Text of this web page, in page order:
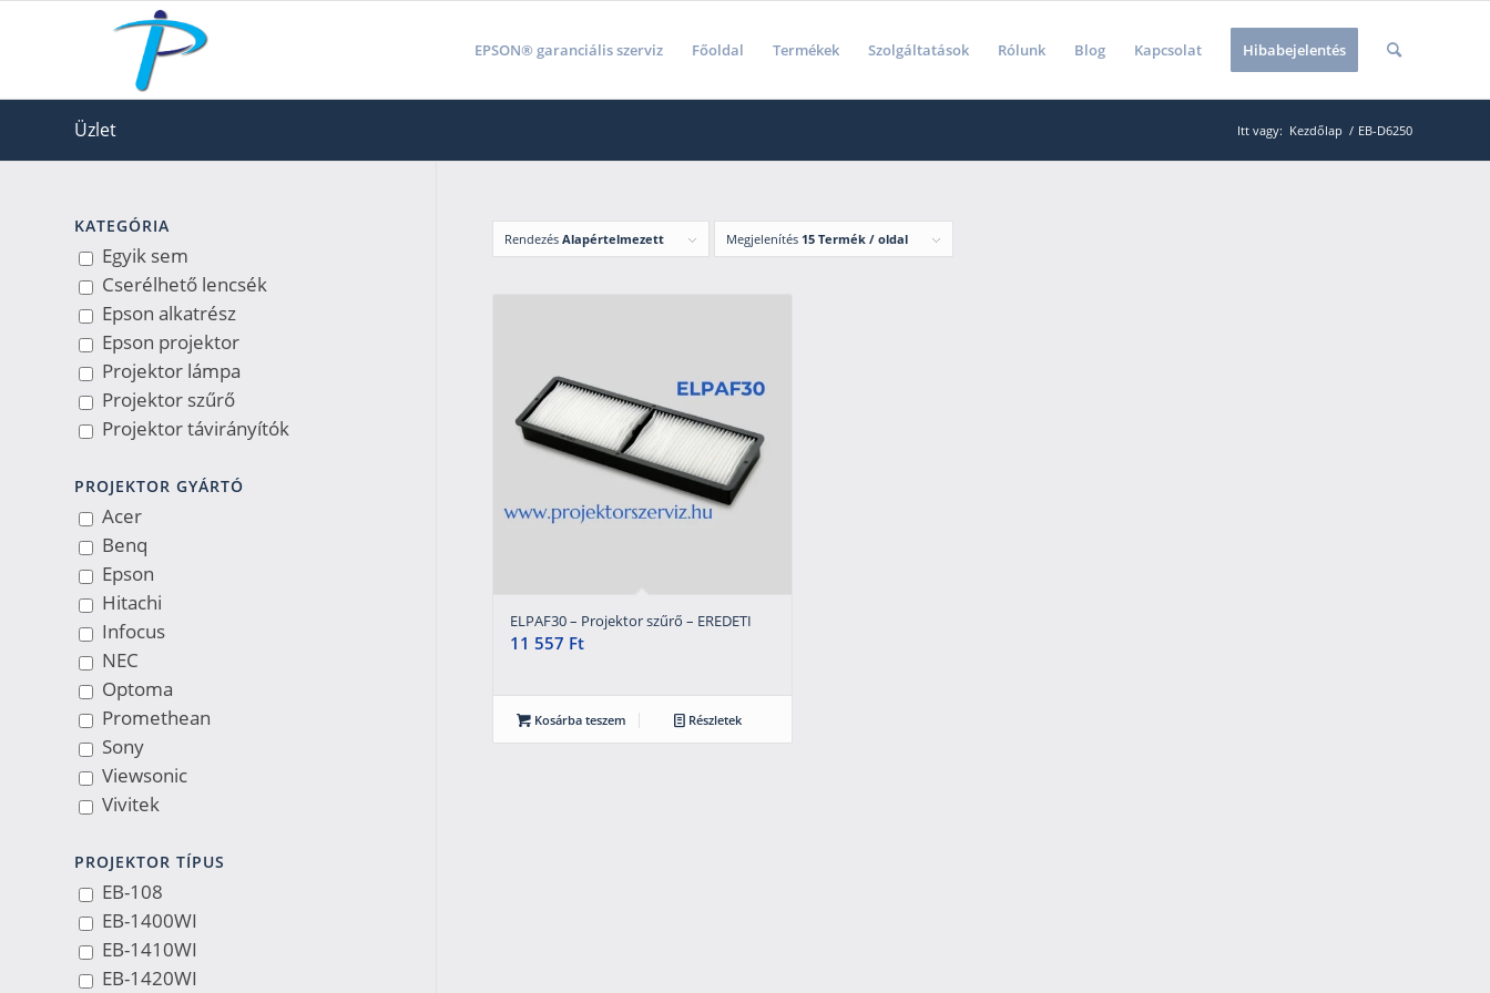
EPSON® garanciális szerviz Főoldal Termékek Szolgáltatások Rólunk Blog Kapcsolat Hibabejelentés
Üzlet Itt vagy: Kezdőlap / EB-D6250
Rendezés Alapértelmezett Megjelenítés 15 Termék / oldal
ELPAF30 – Projektor szűrő – EREDETI
11 557 Ft
Kosárba teszem Részletek
KATEGÓRIA
Egyik sem
Cserélhető lencsék
Epson alkatrész
Epson projektor
Projektor lámpa
Projektor szűrő
Projektor távirányítók
PROJEKTOR GYÁRTÓ
Acer
Benq
Epson
Hitachi
Infocus
NEC
Optoma
Promethean
Sony
Viewsonic
Vivitek
PROJEKTOR TÍPUS
EB-108
EB-1400WI
EB-1410WI
EB-1420WI